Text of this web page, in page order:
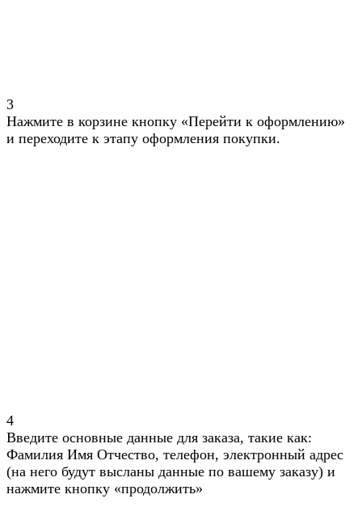
3
Нажмите в корзине кнопку «Перейти к оформлению»
и переходите к этапу оформления покупки.
4
Введите основные данные для заказа, такие как:
Фамилия Имя Отчество, телефон, электронный адрес
(на него будут высланы данные по вашему заказу) и
нажмите кнопку «продолжить»